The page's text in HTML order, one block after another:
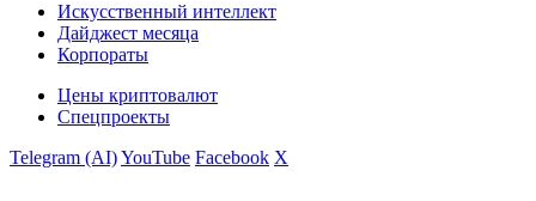
Искусственный интеллект
Дайджест месяца
Корпораты
Цены криптовалют
Спецпроекты
Telegram (AI)YouTube Facebook X